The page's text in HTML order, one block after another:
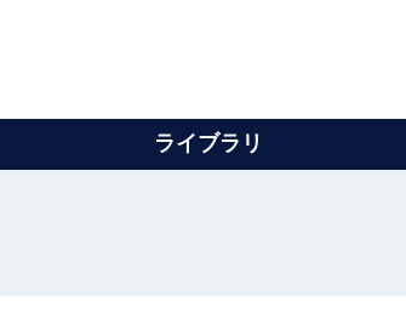
ライブラリ